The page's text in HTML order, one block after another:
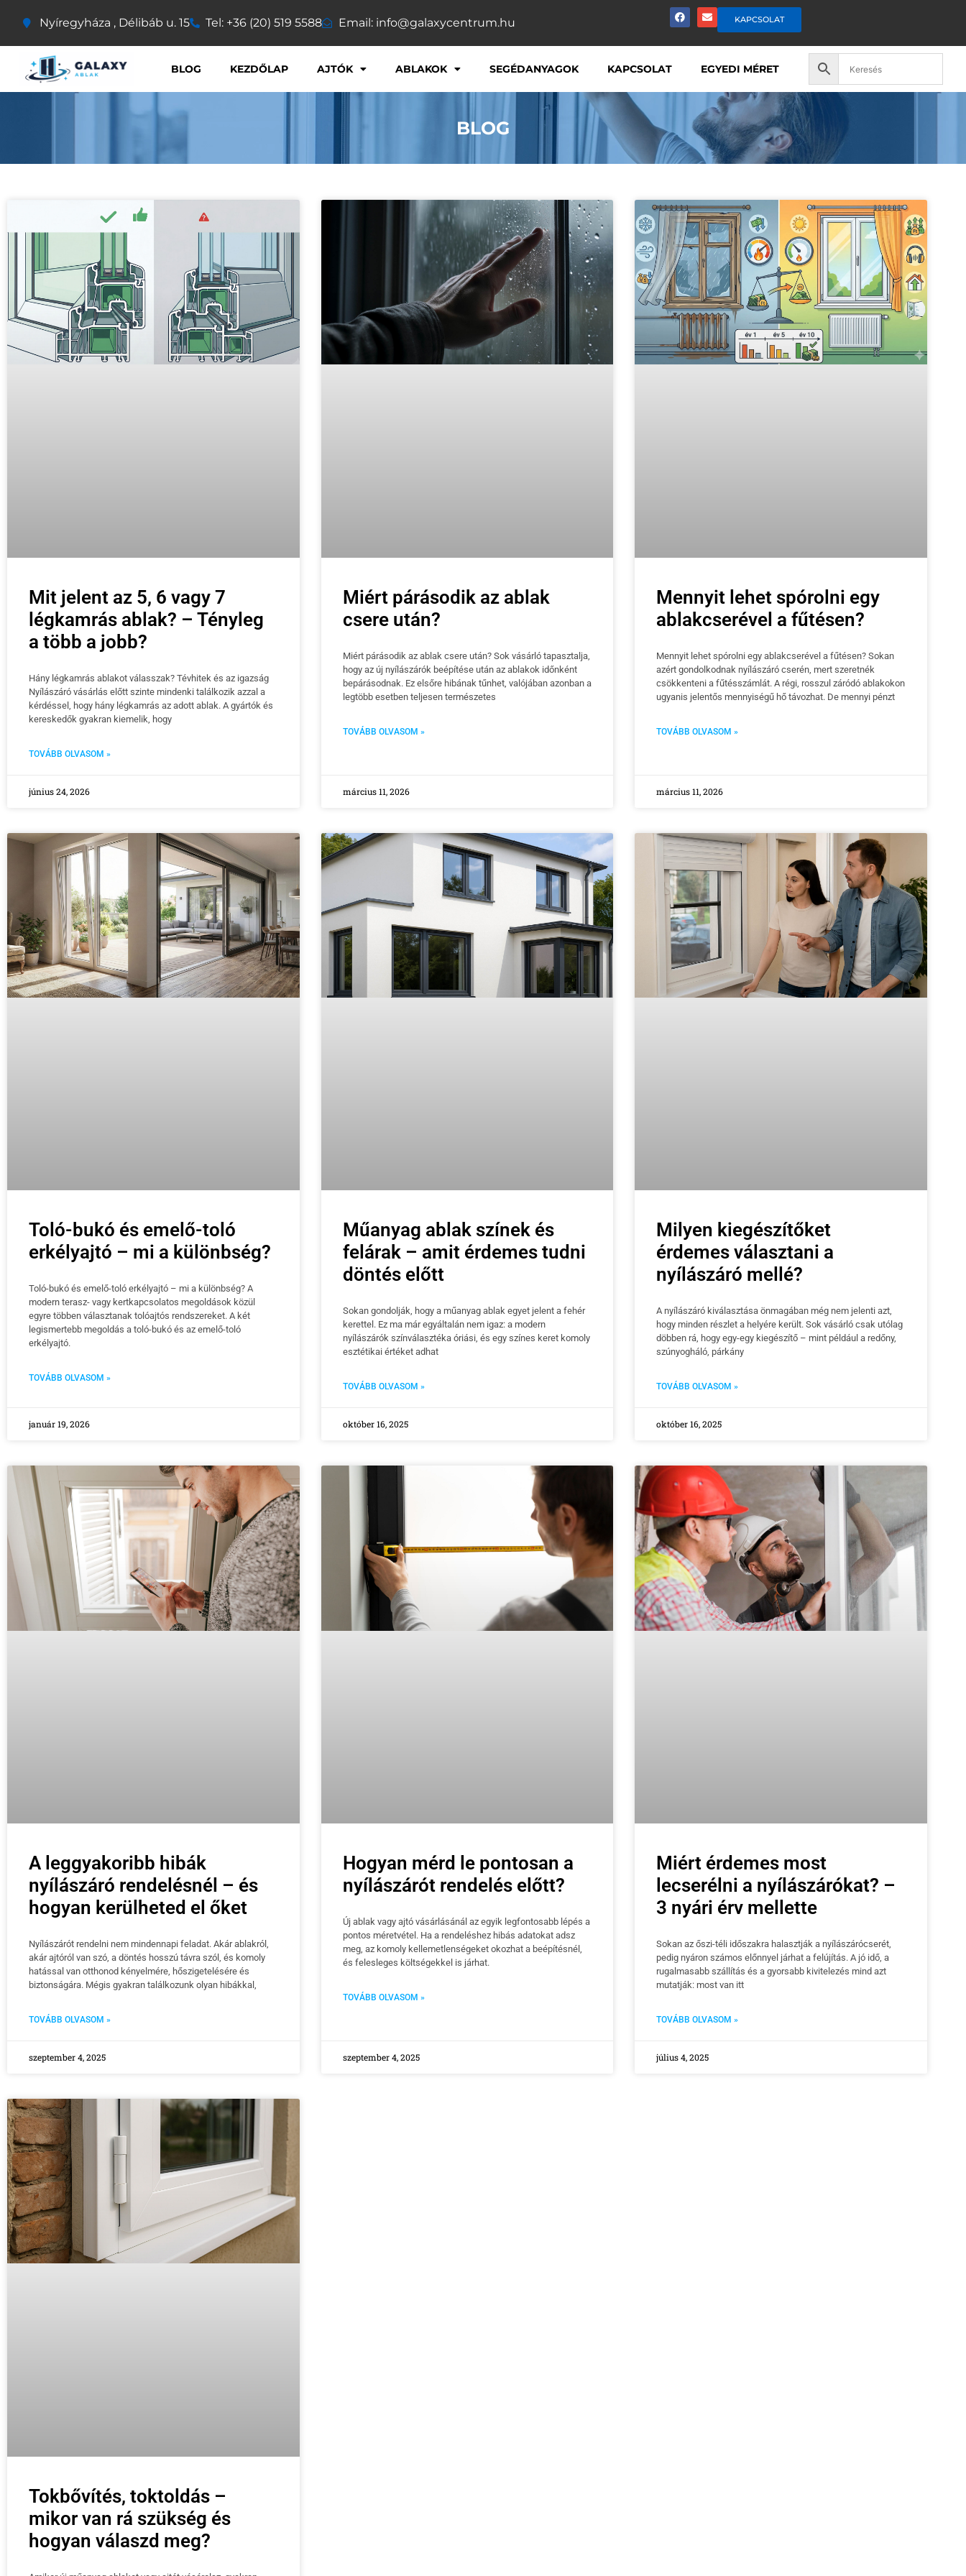
Nyíregyháza , Délibáb u. 15 Tel: +36 (20) 519 5588 Email: info@galaxycentrum.hu KAPCSOLAT
BLOG KEZDŐLAP AJTÓK ABLAKOK SEGÉDANYAGOK KAPCSOLAT EGYEDI MÉRET
BLOG
Mit jelent az 5, 6 vagy 7
légkamrás ablak? – Tényleg
a több a jobb?
Hány légkamrás ablakot válasszak? Tévhitek és az igazság
Nyílászáró vásárlás előtt szinte mindenki találkozik azzal a
kérdéssel, hogy hány légkamrás az adott ablak. A gyártók és
kereskedők gyakran kiemelik, hogy
TOVÁBB OLVASOM »
június 24, 2026
Miért párásodik az ablak
csere után?
Miért párásodik az ablak csere után? Sok vásárló tapasztalja,
hogy az új nyílászárók beépítése után az ablakok időnként
bepárásodnak. Ez elsőre hibának tűnhet, valójában azonban a
legtöbb esetben teljesen természetes
TOVÁBB OLVASOM »
március 11, 2026
Mennyit lehet spórolni egy
ablakcserével a fűtésen?
Mennyit lehet spórolni egy ablakcserével a fűtésen? Sokan
azért gondolkodnak nyílászáró cserén, mert szeretnék
csökkenteni a fűtésszámlát. A régi, rosszul záródó ablakokon
ugyanis jelentős mennyiségű hő távozhat. De mennyi pénzt
TOVÁBB OLVASOM »
március 11, 2026
Toló-bukó és emelő-toló
erkélyajtó – mi a különbség?
Toló-bukó és emelő-toló erkélyajtó – mi a különbség? A
modern terasz- vagy kertkapcsolatos megoldások közül
egyre többen választanak tolóajtós rendszereket. A két
legismertebb megoldás a toló-bukó és az emelő-toló
erkélyajtó.
TOVÁBB OLVASOM »
január 19, 2026
Műanyag ablak színek és
felárak – amit érdemes tudni
döntés előtt
Sokan gondolják, hogy a műanyag ablak egyet jelent a fehér
kerettel. Ez ma már egyáltalán nem igaz: a modern
nyílászárók színválasztéka óriási, és egy színes keret komoly
esztétikai értéket adhat
TOVÁBB OLVASOM »
október 16, 2025
Milyen kiegészítőket
érdemes választani a
nyílászáró mellé?
A nyílászáró kiválasztása önmagában még nem jelenti azt,
hogy minden részlet a helyére került. Sok vásárló csak utólag
döbben rá, hogy egy-egy kiegészítő – mint például a redőny,
szúnyogháló, párkány
TOVÁBB OLVASOM »
október 16, 2025
A leggyakoribb hibák
nyílászáró rendelésnél – és
hogyan kerülheted el őket
Nyílászárót rendelni nem mindennapi feladat. Akár ablakról,
akár ajtóról van szó, a döntés hosszú távra szól, és komoly
hatással van otthonod kényelmére, hőszigetelésére és
biztonságára. Mégis gyakran találkozunk olyan hibákkal,
TOVÁBB OLVASOM »
szeptember 4, 2025
Hogyan mérd le pontosan a
nyílászárót rendelés előtt?
Új ablak vagy ajtó vásárlásánál az egyik legfontosabb lépés a
pontos méretvétel. Ha a rendeléshez hibás adatokat adsz
meg, az komoly kellemetlenségeket okozhat a beépítésnél,
és felesleges költségekkel is járhat.
TOVÁBB OLVASOM »
szeptember 4, 2025
Miért érdemes most
lecserélni a nyílászárókat? –
3 nyári érv mellette
Sokan az őszi-téli időszakra halasztják a nyílászárócserét,
pedig nyáron számos előnnyel járhat a felújítás. A jó idő, a
rugalmasabb szállítás és a gyorsabb kivitelezés mind azt
mutatják: most van itt
TOVÁBB OLVASOM »
július 4, 2025
Tokbővítés, toktoldás –
mikor van rá szükség és
hogyan válaszd meg?